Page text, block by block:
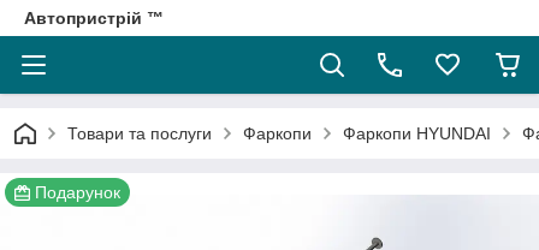
Автопристрій ™
Товари та послуги Фаркопи Фаркопи HYUNDAI
Подарунок